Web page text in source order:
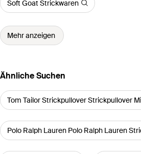
Soft Goat Strickwaren
Mehr anzeigen
Ähnliche Suchen
Tom Tailor Strickpullover Strickpullover
Polo Ralph Lauren Polo Ralph Lauren